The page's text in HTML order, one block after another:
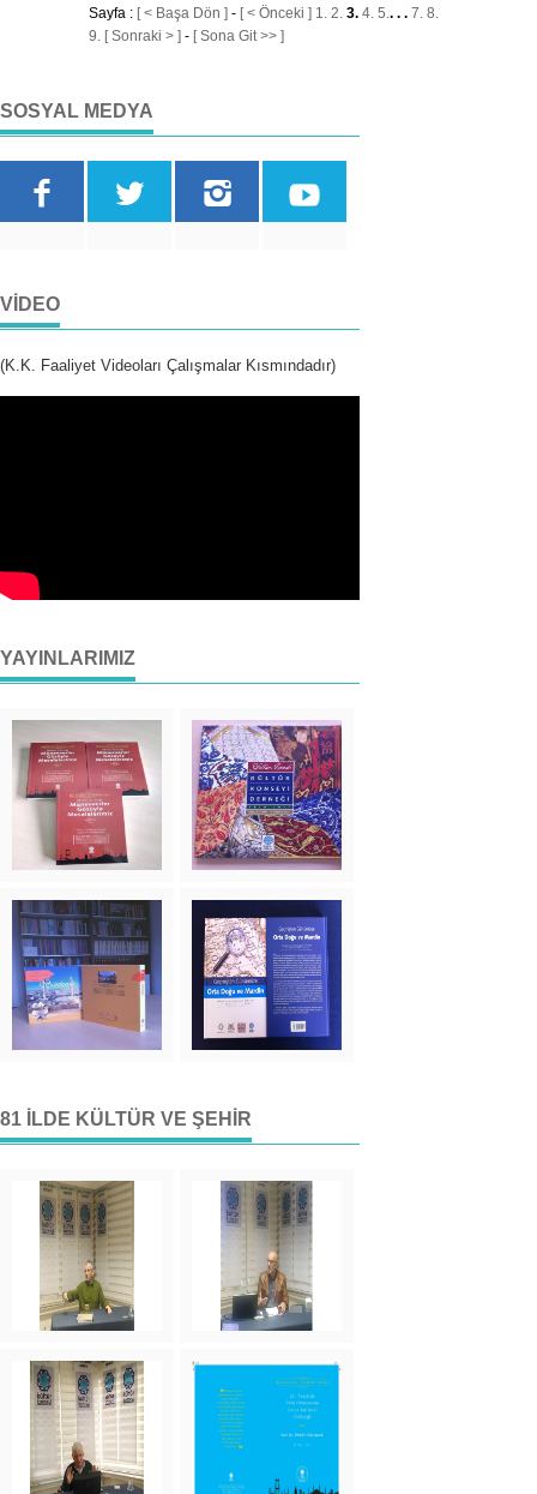
Sayfa : [ < Başa Dön ] - [ < Önceki ] 1. 2. 3. 4. 5.. . . 7. 8.
9. [ Sonraki > ] - [ Sona Git >> ]
SOSYAL MEDYA
VIDEO
(K.K. Faaliyet Videoları Çalışmalar Kısmındadır)
YAYINLARIMIZ
81 İLDE KÜLTÜR VE ŞEHIR